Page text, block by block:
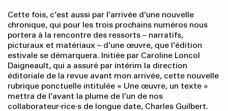
Cette fois, c’est aussi par l’arrivée d’une nouvelle
chronique, qui pour les trois prochains numéros nous
portera à la rencontre des ressorts – narratifs,
picturaux et matériaux – d’une œuvre, que l’édition
estivale se démarquera. Initiée par Caroline Loncol
Daigneault, qui a assuré par intérim la direction
éditoriale de la revue avant mon arrivée, cette nouvelle
rubrique ponctuelle intitulée « Une œuvre, un texte »
mettra de l’avant la plume de l’un de nos
collaborateur·rice·s de longue date, Charles Guilbert.